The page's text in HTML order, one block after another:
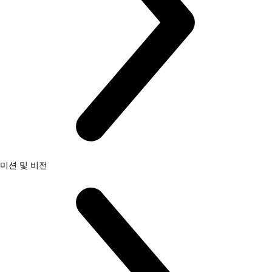
미션 및 비전